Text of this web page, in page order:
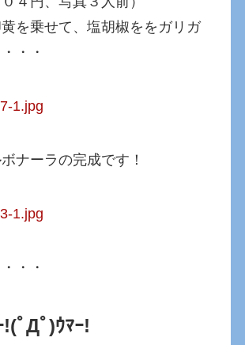
を乗せて、塩胡椒ををガリガ
・・
ナーラの完成です！
・・
!(ﾟДﾟ)ｳﾏｰ!